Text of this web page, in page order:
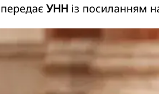
передає УНН із посиланням